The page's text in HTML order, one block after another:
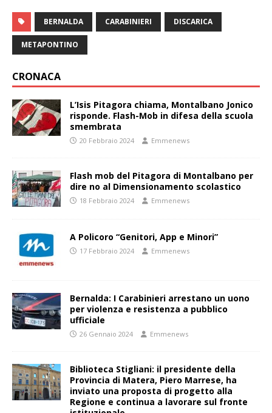
BERNALDA CARABINIERI DISCARICA
METAPONTINO
CRONACA
L’Isis Pitagora chiama, Montalbano Jonico
risponde. Flash-Mob in difesa della scuola
smembrata
20 Febbraio 2024 Emmenews
Flash mob del Pitagora di Montalbano per
dire no al Dimensionamento scolastico
18 Febbraio 2024 Emmenews
A Policoro “Genitori, App e Minori”
17 Febbraio 2024 Emmenews
Bernalda: I Carabinieri arrestano un uono
per violenza e resistenza a pubblico
ufficiale
26 Gennaio 2024 Emmenews
Biblioteca Stigliani: il presidente della
Provincia di Matera, Piero Marrese, ha
inviato una proposta di progetto alla
Regione e continua a lavorare sul fronte